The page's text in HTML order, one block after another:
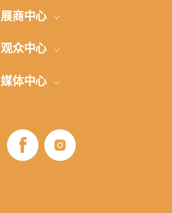
展会概况
地点和方向
展商中心
参展申请
展览时间
观众中心
网上登记
B2B项目
展会商业计划
媒体中心
照片-视频
媒体伙伴